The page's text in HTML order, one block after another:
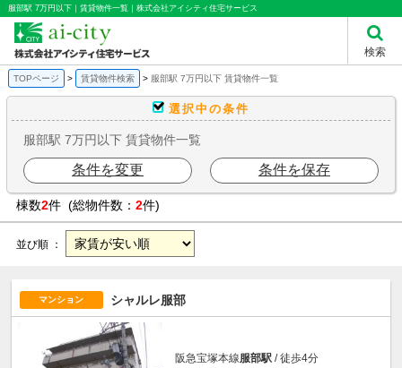
服部駅 7万円以下｜賃貸物件一覧｜株式会社アイシティ住宅サービス
検索
TOPページ 賃貸物件検索 服部駅 7万円以下 賃貸物件一覧
選択中の条件
服部駅 7万円以下 賃貸物件一覧
条件を変更 条件を保存
棟数2件 (総物件数： 2件)
並び順 ：
マンション シャルレ服部
阪急宝塚本線服部駅 / 徒歩4分